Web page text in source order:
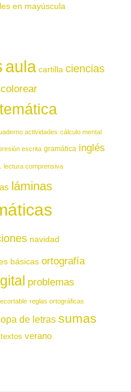
en mayúscula
aula cartilla ciencias
colorear
actividades cálculo mental
escrita gramática inglés
lectura comprensiva
láminas
navidad
básicas ortografía
problemas
reglas ortográficas
de letras sumas
textos verano